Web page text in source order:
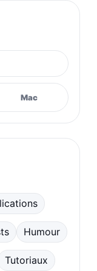
Mac
Humour
Tutoriaux